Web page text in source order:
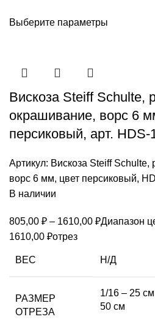
Выберите параметры
Вискоза Steiff Schulte,
окрашивание, ворс 6
персиковый, арт. HDS-
Артикул: Вискоза Steiff Schulte,
ворс 6 мм, цвет персиковый,
В наличии
805,00 ₽ – 1610,00 ₽Диапазон
1610,00 ₽отрез
ВЕС Н/Д
РАЗМЕР
ОТРЕЗА
1/16 – 25
50 см